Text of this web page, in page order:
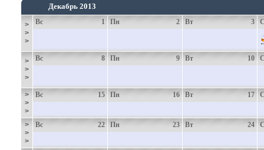
Декабрь 2013
>
>
>
1
Вс 2
Пн 3
Вт
>
>
>
8
Вс 9
Пн 10
Вт
>
>
>
15
Вс 16
Пн 17
Вт
>
>
>
22
Вс 23
Пн 24
Вт